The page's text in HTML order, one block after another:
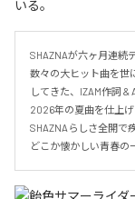
いる。
SHAZNAが六ヶ月連続
数々の大ヒット曲を世
してきた、IZAM作詞
2026年の夏曲を仕上げ
SHAZNAらしさ全開で
どこか懐かしい青春の